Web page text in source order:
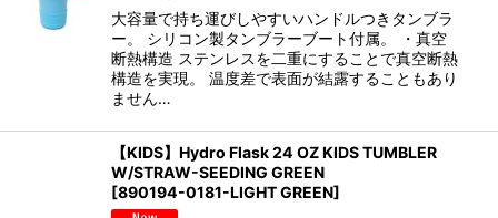
大容量で持ち運びしやすいハンドルつきタンブラ
ー。 シリコン製タンブラーブート付属。 ・真空
断熱構造 ステンレスを二重にすることで真空断熱
構造を実現。 温度差で表面が結露することもあり
ません…
【KIDS】Hydro Flask 24 OZ KIDS TUMBLER
W/STRAW-SEEDING GREEN
[890194-0181-LIGHT GREEN]